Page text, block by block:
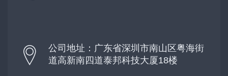
公司地址：广东省深圳市南山区粤海街
道高新南四道泰邦科技大厦18楼